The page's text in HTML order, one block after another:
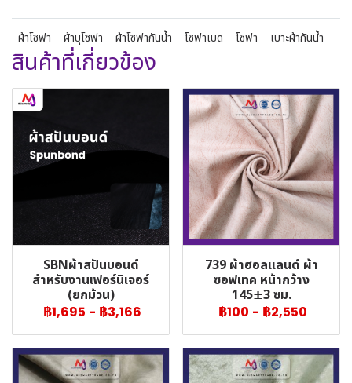
ผ้าโซฟา ผ้าบุโซฟา ผ้าโซฟากันน้ำ โซฟาเบด โซฟา เบาะผ้ากันน้ำ
สินค้าที่เกี่ยวข้อง
SBNผ้าสปันบอนด์
สำหรับงานเฟอร์นิเจอร์
(ยกม้วน)
฿1,695 - ฿3,166
739 ผ้าฮอลแลนด์ ผ้า
ซอฟเทค หน้ากว้าง
145±3 ซม.
฿100 - ฿2,550